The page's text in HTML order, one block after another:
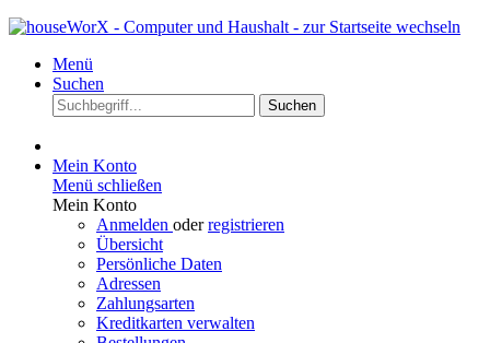
Menü
Suchen
Suchen
Mein Konto
Menü schließen
Mein Konto
Anmelden oderregistrieren
Übersicht
Persönliche Daten
Adressen
Zahlungsarten
Kreditkarten verwalten